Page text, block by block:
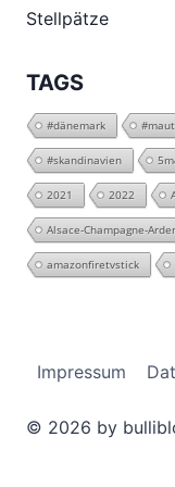
Stellpätze
TAGS
#dänemark #maut
#skandinavien
2021 2022
Alsace-Champagne-
amazonfiretvstick
Impressum
© 2026 by